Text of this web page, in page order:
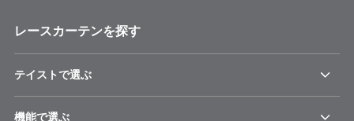
レースカーテンを探す
テイストで選ぶ
機能で選ぶ